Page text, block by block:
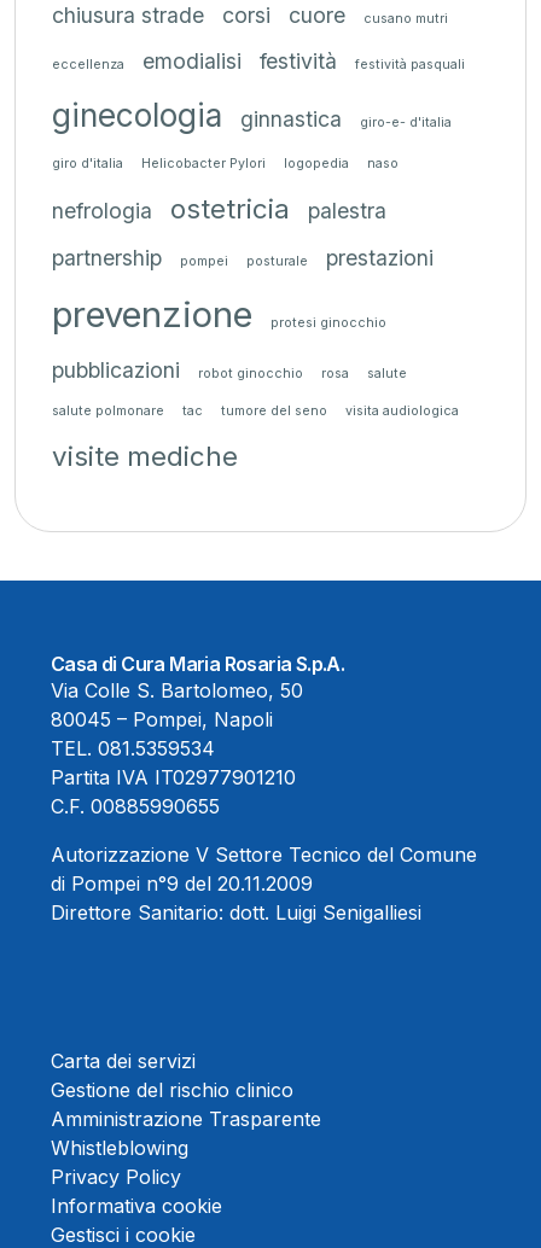
chiusura strade corsi cuore cusano mutri
eccellenza emodialisi festività festività pasquali
ginecologia ginnastica giro-e- d'italia
giro d'italia Helicobacter Pylori logopedia naso
nefrologia ostetricia
palestra
partnership
pompei posturale prestazioni
prevenzione protesi ginocchio
pubblicazioni robot ginocchio rosa salute
salute polmonare tac tumore del seno visita audiologica
visite mediche
Casa di Cura Maria Rosaria S.p.A.
Via Colle S. Bartolomeo, 50
80045 – Pompei, Napoli
TEL. 081.5359534
Partita IVA IT02977901210
C.F. 00885990655
Autorizzazione V Settore Tecnico del Comune
di Pompei n°9 del 20.11.2009
Direttore Sanitario: dott. Luigi Senigalliesi
Carta dei servizi
Gestione del rischio clinico
Amministrazione Trasparente
Whistleblowing
Privacy Policy
Informativa cookie
Gestisci i cookie